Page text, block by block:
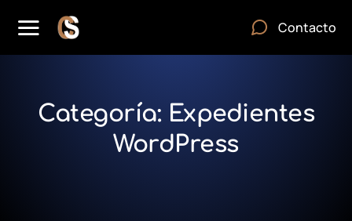
Contacto
Categoría: Expedientes
WordPress